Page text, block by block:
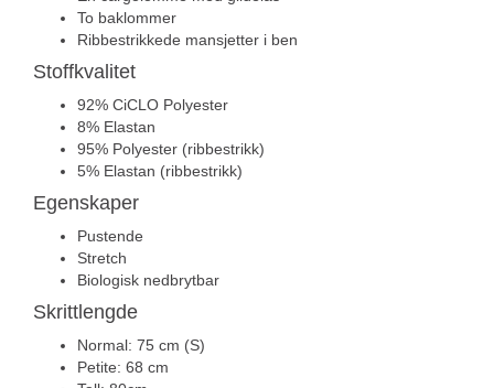
To baklommer
Ribbestrikkede mansjetter i ben
Stoffkvalitet
92% CiCLO Polyester
8% Elastan
95% Polyester (ribbestrikk)
5% Elastan (ribbestrikk)
Egenskaper
Pustende
Stretch
Biologisk nedbrytbar
Skrittlengde
Normal: 75 cm (S)
Petite: 68 cm